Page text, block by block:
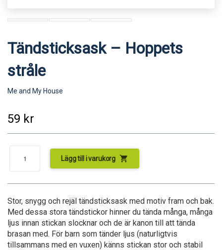
Tändsticksask – Hoppets
stråle
Me and My House
59 kr
Lägg till i varukorg shopping_cart
Stor, snygg och rejäl tändsticksask med motiv fram och bak.
Med dessa stora tändstickor hinner du tända många, många
ljus innan stickan slocknar och de är kanon till att tända
brasan med. För barn som tänder ljus (naturligtvis
tillsammans med en vuxen) känns stickan stor och stabil